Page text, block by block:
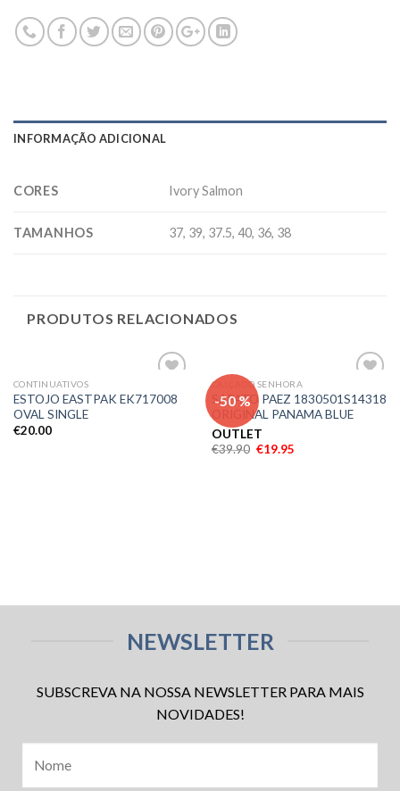
INFORMAÇÃO ADICIONAL
CORES Ivory Salmon
TAMANHOS 37, 39, 37.5, 40, 36, 38
PRODUTOS RELACIONADOS
aos meus
CONTINUATIVOS
ESTOJO EASTPAK EK717008
OVAL SINGLE
€20.00
-50 %
aos meus
desejos
CALÇADO SENHORA
SAPATO PAEZ 1830501S14318
ORIGINAL PANAMA BLUE
OUTLET
€39.90 €19.95
NEWSLETTER
SUBSCREVA NA NOSSA NEWSLETTER PARA MAIS
NOVIDADES!